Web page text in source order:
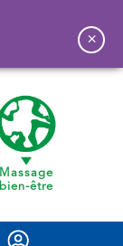
×
Massage
bien-être